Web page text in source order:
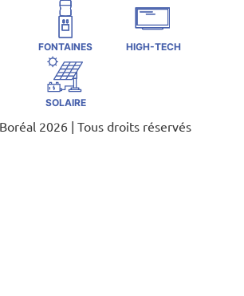
FONTAINES HIGH-TECH
SOLAIRE
2026 | Tous droits réservés